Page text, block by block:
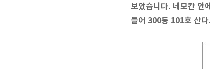
보았습니다. 네모칸 안
들어 300동 101호 산